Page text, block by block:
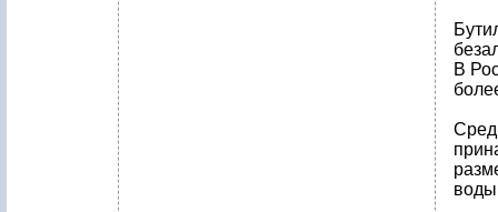
В
воды